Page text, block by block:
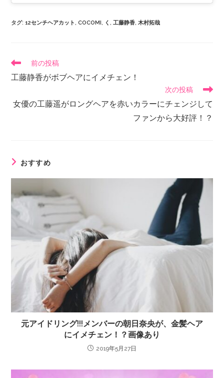
タグ:12センチヘアカット, COCOMI, く, 工藤静香, 木村拓哉
前の投稿
工藤静香がボブヘアにイメチェン！
次の投稿
女優の工藤遥がロングヘアを赤いカラーにチェンジして
ファンから大好評！？
おすすめ
元アイドリング!!!メンバーの朝日奈央が、金髪ヘア
にイメチェン！？画像あり
2019年5月27日